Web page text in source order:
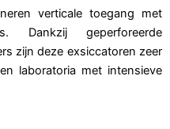
verticale toegang met
Dankzij geperforeerde
zijn deze exsiccatoren zeer
laboratoria met intensieve